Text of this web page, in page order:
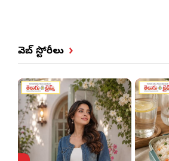
వెబ్ స్టోరీలు